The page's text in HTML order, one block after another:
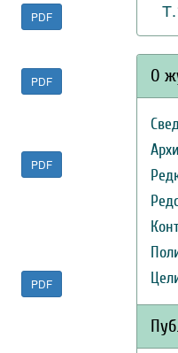
PDF
PDF
PDF
PDF
О